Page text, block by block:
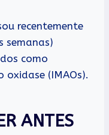
recentemente
semanas)
como
oxidase (IMAOs).
ANTES